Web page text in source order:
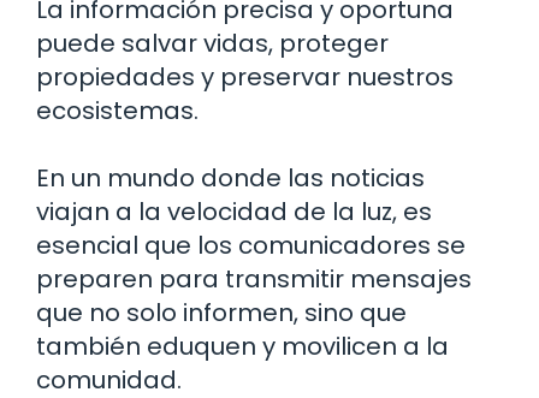
La información precisa y oportuna
puede salvar vidas, proteger
propiedades y preservar nuestros
ecosistemas.
En un mundo donde las noticias
viajan a la velocidad de la luz, es
esencial que los comunicadores se
preparen para transmitir mensajes
que no solo informen, sino que
también eduquen y movilicen a la
comunidad.